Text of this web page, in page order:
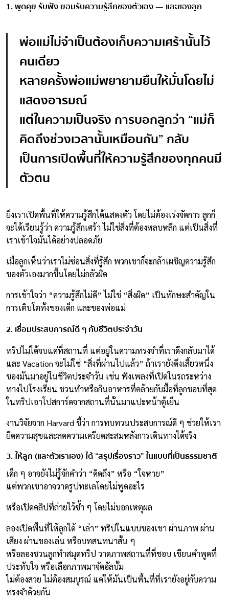
1. พูดคุย รับฟัง ยอมรับความรู้สึกของตัวเอง — และของลูก
พ่อแม่ไม่จำเป็นต้องเก็บความเศร้านั้นไว้
คนเดียว
หลายครั้งพ่อแม่พยายามยืนให้มั่นโดยไม่
แสดงอารมณ์
แต่ในความเป็นจริง การบอกลูกว่า “แม่ก็
คิดถึงช่วงเวลานั้นเหมือนกัน” กลับ
เป็นการเปิดพื้นที่ให้ความรู้สึกของทุกคนมี
ตัวตน
ยิ่งเราเปิดพื้นที่ให้ความรู้สึกได้แสดงตัว โดยไม่ต้องเร่งจัดการ ลูกก็
จะได้เรียนรู้ว่า ความรู้สึกเศร้า ไม่ใช่สิ่งที่ต้องหลบหลีก แต่เป็นสิ่งที่
เราเข้าใจมันได้อย่างปลอดภัย
เมื่อลูกเห็นว่าเราไม่ซ่อนสิ่งที่รู้สึก พวกเขาก็จะกล้าเผชิญความรู้สึก
ของตัวเองมากขึ้นโดยไม่กลัวผิด
การเข้าใจว่า “ความรู้สึกไม่ดี” ไม่ใช่ “สิ่งผิด” เป็นทักษะสำคัญใน
การเติบโตทั้งของเด็ก และของพ่อแม่
2. เชื่อมประสบการณ์ดี ๆ กับชีวิตประจำวัน
ทริปไม่ได้จบแค่ที่สถานที่ แต่อยู่ในความทรงจำที่เราดึงกลับมาได้
และ Vacation จะไม่ใช่ “สิ่งที่ผ่านไปแล้ว” ถ้าเรายังดึงเสี้ยวหนึ่ง
ของมันมาอยู่ในชีวิตประจำวัน เช่น ฟังเพลงที่เปิดในรถระหว่าง
ทางไปโรงเรียน ชวนทำหรือกินอาหารที่คล้ายกับมื้อที่ลูกชอบที่สุด
ในทริปเอาโปสการ์ดจากสถานที่นั้นมาแปะหน้าตู้เย็น
งานวิจัยจาก Harvard ชี้ว่า การทบทวนประสบการณ์ดี ๆ ช่วยให้เรา
ยืดความสุขและลดความเครียดสะสมหลังการเดินทางได้จริง
3. ให้ลูก (และตัวเราเอง) ได้ “สรุปเรื่องราว” ในแบบที่เป็นธรรมชาติ
เด็ก ๆ อาจยังไม่รู้จักคำว่า “คิดถึง” หรือ “ใจหาย”
แต่พวกเขาอาจวาดรูปทะเลโดยไม่พูดอะไร
หรือเปิดคลิปที่ถ่ายไว้ซ้ำ ๆ โดยไม่บอกเหตุผล
ลองเปิดพื้นที่ให้ลูกได้ “เล่า” ทริปในแบบของเขา ผ่านภาพ ผ่าน
เสียง ผ่านของเล่น หรือบทสนทนาสั้น ๆ
หรือลองชวนลูกทำสมุดทริป วาดภาพสถานที่ที่ชอบ เขียนคำพูดที่
ประทับใจ หรือเลือกภาพมาจัดอัลบั้ม
ไม่ต้องสวย ไม่ต้องสมบูรณ์ แค่ให้มันเป็นพื้นที่ที่เรายังอยู่กับความ
ทรงจำด้วยกัน